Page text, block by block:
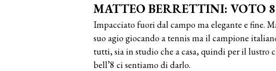
MATTEO BERRETTINI: VOTO 8
Impacciato fuori dal campo ma elegante e fine.
suo agio giocando a tennis ma il campione
tutti, sia in studio che a casa, quindi per il lustro
bell’8 ci sentiamo di darlo.